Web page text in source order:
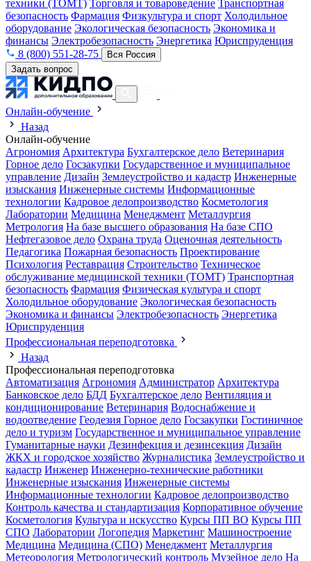
техники (ТОМТ) Торговля и товароведение Транспортная
безопасность Фармация Физкультура и спорт Холодильное
оборудование Экологическая безопасность Экономика и
финансы Электробезопасность Энергетика Юриспруденция
8 (800) 551-28-75
Вся Россия
Задать вопрос
Онлайн-обучение
Назад
Онлайн-обучение
Агрономия Архитектура Бухгалтерское дело Ветеринария
Горное дело Госзакупки Государственное и муниципальное
управление Дизайн Землеустройство и кадастр Инженерные
изыскания Инженерные системы Информационные
технологии Кадровое делопроизводство Косметология
Лаборатории Медицина Менеджмент Металлургия
Метрология На базе высшего образования На базе СПО
Нефтегазовое дело Охрана труда Оценочная деятельность
Педагогика Пожарная безопасность Проектирование
Психология Реставрация Строительство Техническое
обслуживание медицинской техники (ТОМТ) Транспортная
безопасность Фармация Физическая культура и спорт
Холодильное оборудование Экологическая безопасность
Экономика и финансы Электробезопасность Энергетика
Юриспруденция
Профессиональная переподготовка
Назад
Профессиональная переподготовка
Автоматизация Агрономия Администратор Архитектура
Банковское дело БДД Бухгалтерское дело Вентиляция и
кондиционирование Ветеринария Водоснабжение и
водоотведение Геодезия Горное дело Госзакупки Гостиничное
дело и туризм Государственное и муниципальное управление
Гуманитарные науки Дезинфекция и дезинсекция Дизайн
ЖКХ и городское хозяйство Журналистика Землеустройство и
кадастр Инженер Инженерно-технические работники
Инженерные изыскания Инженерные системы
Информационные технологии Кадровое делопроизводство
Контроль качества и стандартизация Корпоративное обучение
Косметология Культура и искусство Курсы ПП ВО Курсы ПП
СПО Лаборатории Логопедия Маркетинг Машиностроение
Медицина Медицина (СПО) Менеджмент Металлургия
Метеорология Метрологический контроль Музейное дело На